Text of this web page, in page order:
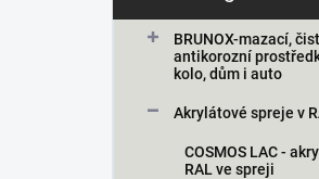
s
kategorie
BRUNOX-mazací,
antikorozní
kolo, dům i auto
Akrylátové spreje v
COSMOS LAC -
RAL ve spreji